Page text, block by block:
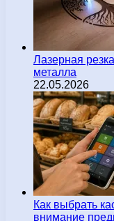
Лазерная
металла
22.05.2026
Как выбрать
внимание